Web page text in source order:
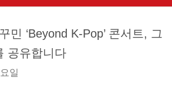
민 ‘Beyond K-Pop’ 콘서트, 그
공유합니다
일